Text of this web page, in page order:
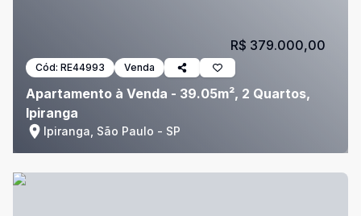
Cód: RE44993 Venda
Apartamento à Venda - 39.05m², 2 Quartos,
Ipiranga
Ipiranga, São Paulo - SP
R$ 379.000,00